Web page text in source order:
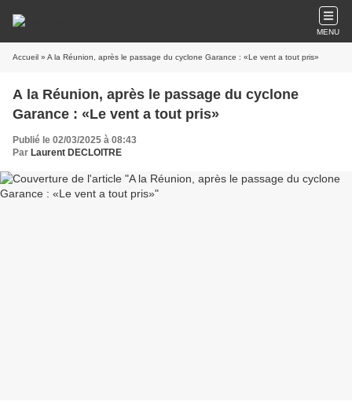
MENU
Accueil » A la Réunion, après le passage du cyclone Garance : «Le vent a tout pris»
A la Réunion, après le passage du cyclone
Garance : «Le vent a tout pris»
Publié le 02/03/2025 à 08:43
Par Laurent DECLOITRE